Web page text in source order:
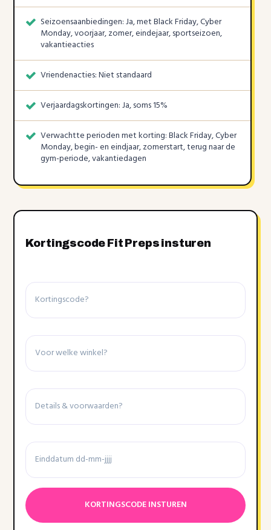
Seizoensaanbiedingen: Ja, met Black Friday, Cyber
Monday, voorjaar, zomer, eindejaar, sportseizoen,
vakantieacties
Vriendenacties: Niet standaard
Verjaardagskortingen: Ja, soms 15%
Verwachtte perioden met korting: Black Friday, Cyber
Monday, begin- en eindjaar, zomerstart, terug naar de
gym-periode, vakantiedagen
Kortingscode Fit Preps insturen
Kortingscode
Winkel
Details
voorwaarden
Einddatum
dash
MM
dash